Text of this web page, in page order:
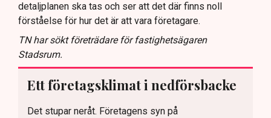
detaljplanen ska tas och ser att det där finns noll
förståelse för hur det är att vara företagare.
TN har sökt företrädare för fastighetsägaren
Stadsrum.
Ett företagsklimat i nedförsbacke
Det stupar neråt. Företagens syn på